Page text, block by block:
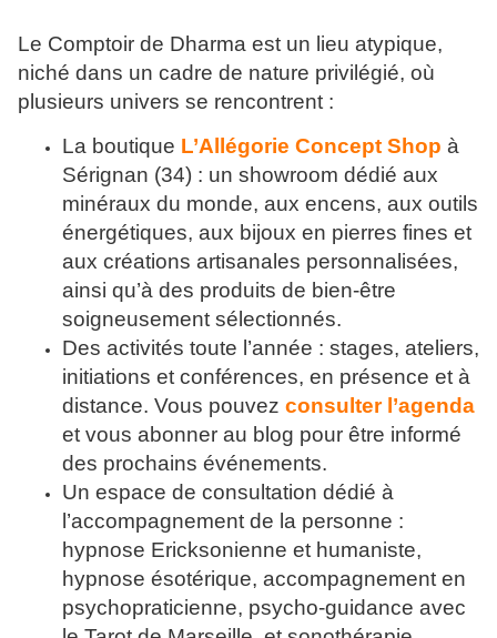
Le Comptoir de Dharma est un lieu atypique,
niché dans un cadre de nature privilégié, où
plusieurs univers se rencontrent :
La boutique L’Allégorie Concept Shop à
Sérignan (34) : un showroom dédié aux
minéraux du monde, aux encens, aux outils
énergétiques, aux bijoux en pierres fines et
aux créations artisanales personnalisées,
ainsi qu’à des produits de bien-être
soigneusement sélectionnés.
Des activités toute l’année : stages, ateliers,
initiations et conférences, en présence et à
distance. Vous pouvez consulter l’agenda
et vous abonner au blog pour être informé
des prochains événements.
Un espace de consultation dédié à
l’accompagnement de la personne :
hypnose Ericksonienne et humaniste,
hypnose ésotérique, accompagnement en
psychopraticienne, psycho-guidance avec